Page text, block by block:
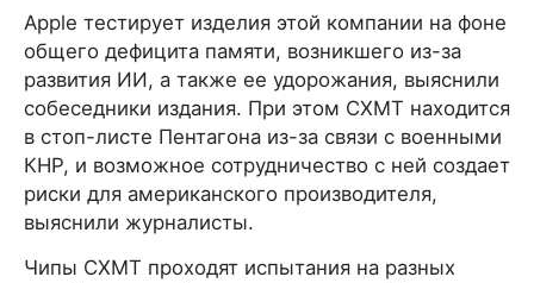
Аpple тестирует изделия этой компании на фоне
общего дефицита памяти, возникшего из-за
развития ИИ, а также ее удорожания, выяснили
собеседники издания. При этом CXMT находится
в стоп-листе Пентагона из-за связи с военными
КНР, и возможное сотрудничество с ней создает
риски для американского производителя,
выяснили журналисты.
Чипы CХМТ проходят испытания на разных